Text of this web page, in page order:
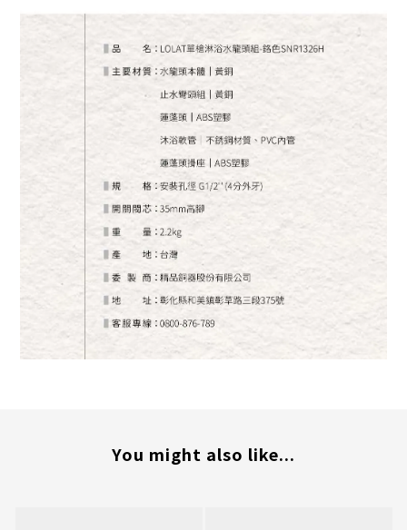
You might also like...